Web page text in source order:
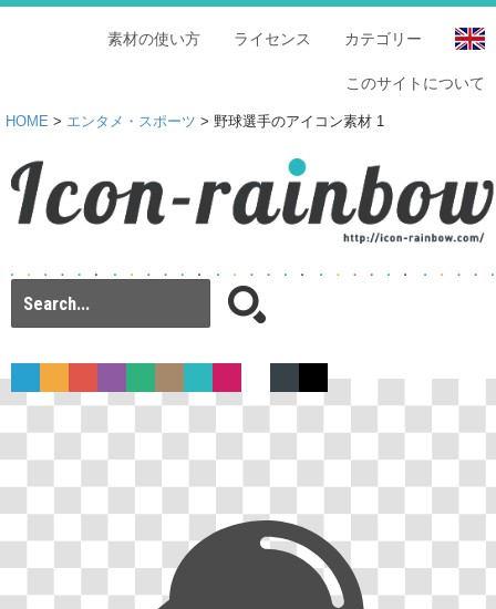
カテゴリー
ライセンス
素材の使い方
このサイトについて
HOME > エンタメ・スポーツ > 野球選手のアイコン素材 1